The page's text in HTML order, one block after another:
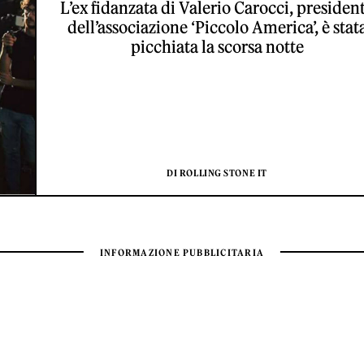
L’ex fidanzata di Valerio Carocci,
dell’associazione ‘Piccolo America’, è
picchiata la scorsa notte
DI ROLLING STONE IT